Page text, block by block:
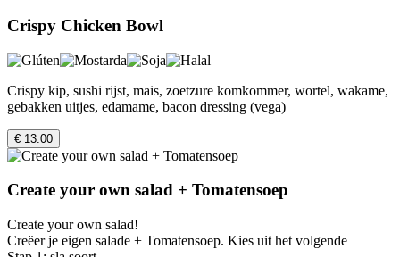
Crispy Chicken Bowl
Crispy kip, sushi rijst, mais, zoetzure komkommer, wortel, wakame,
gebakken uitjes, edamame, bacon dressing (vega)
€ 13.00
Create your own salad + Tomatensoep
Create your own salad!
Creëer je eigen salade + Tomatensoep. Kies uit het volgende